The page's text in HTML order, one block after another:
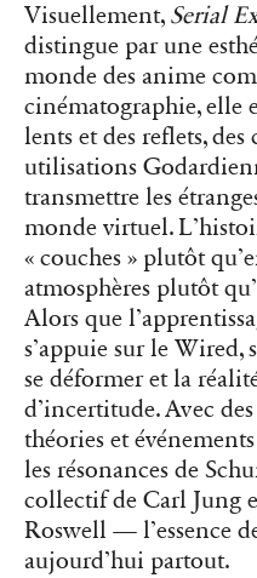
Visuellement, Serial
distingue par une
monde des anime
cinématographie, elle
lents et des reflets, des
utilisations
transmettre les
monde virtuel.
« couches » plutôt
atmosphères plutôt
Alors que
s’appuie sur le
se déformer et la
d’incertitude. Avec
théories et
les résonances de
collectif de Carl Jung
Roswell — l’essence
aujourd’hui partout.